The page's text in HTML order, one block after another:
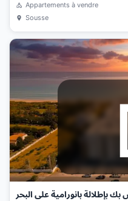
Appartements à vendre
Sousse
بإطلالة بانورامية على البحر